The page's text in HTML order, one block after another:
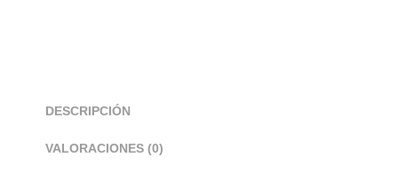
DESCRIPCIÓN
VALORACIONES (0)